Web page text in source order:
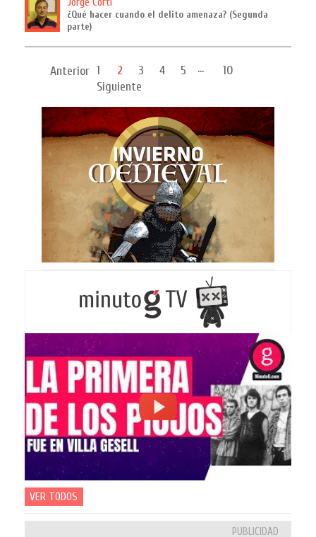
¿Qué hacer cuando el delito amenaza? (Segunda
parte)
Anterior 1 2 3 4 5 ...
10
Siguiente
VER TODOS
PUBLICIDAD